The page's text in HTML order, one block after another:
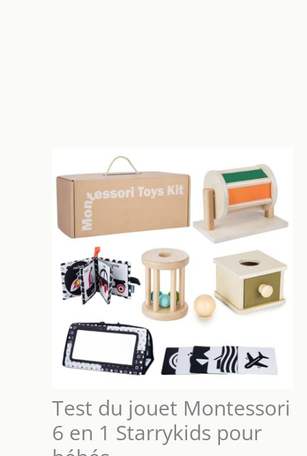
Test du jouet Montessori
6 en 1 Starrykids pour